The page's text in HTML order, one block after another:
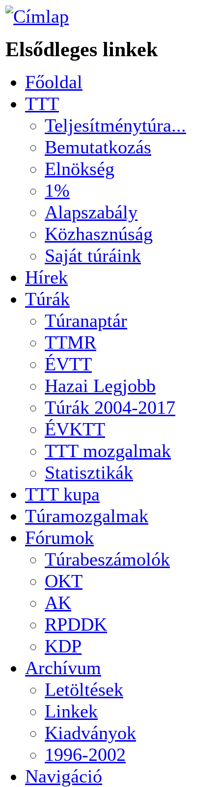
Elsődleges linkek
Főoldal
TTT
Teljesítménytúra...
Bemutatkozás
Elnökség
1%
Alapszabály
Közhasznúság
Saját túráink
Hírek
Túrák
Túranaptár
TTMR
ÉVTT
Hazai Legjobb
Túrák 2004-2017
ÉVKTT
TTT mozgalmak
Statisztikák
TTT kupa
Túramozgalmak
Fórumok
Túrabeszámolók
OKT
AK
RPDDK
KDP
Archívum
Letöltések
Linkek
Kiadványok
1996-2002
Navigáció